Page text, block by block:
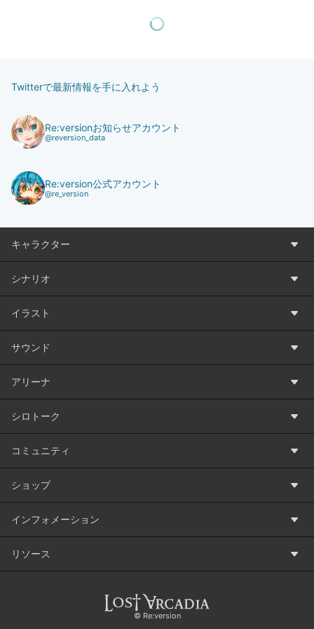
Twitterで最新情報を手に入れよう
Re:versionお知らせアカウント
@reversion_data
Re:version公式アカウント
@re_version
キャラクター
シナリオ
イラスト
サウンド
アリーナ
シロトーク
コミュニティ
ショップ
インフォメーション
リソース
©️ Re:version